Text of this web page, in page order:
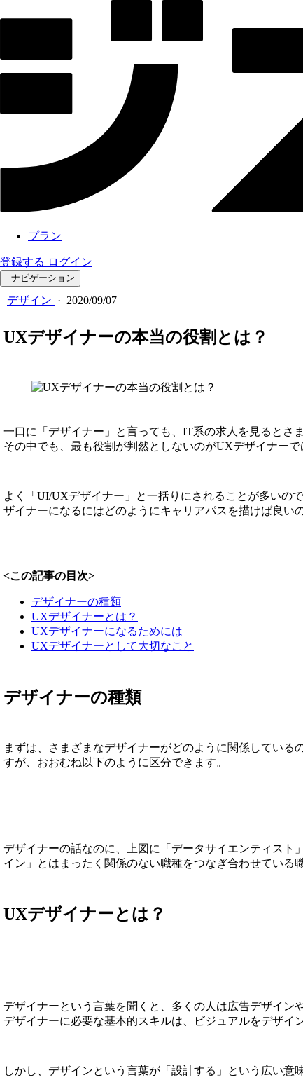
プラン
登録する ログイン
ナビゲーション
デザイン · 2020/09/07
UXデザイナーの本当の役割とは？
一口に「デザイナー」と言っても、IT系の求人を見ると
その中でも、最も役割が判然としないのがUXデザイナーで
よく「UI/UXデザイナー」と一括りにされることが多いの
ザイナーになるにはどのようにキャリアパスを描けば良い
<この記事の目次>
デザイナーの種類
UXデザイナーとは？
UXデザイナーになるためには
UXデザイナーとして大切なこと
デザイナーの種類
まずは、さまざまなデザイナーがどのように関係してい
すが、おおむね以下のように区分できます。
デザイナーの話なのに、上図に「データサイエンティス
イン」とはまったく関係のない職種をつなぎ合わせている
UXデザイナーとは？
デザイナーという言葉を聞くと、多くの人は広告デザイ
デザイナーに必要な基本的スキルは、ビジュアルをデザイ
しかし、デザインという言葉が「設計する」という広い